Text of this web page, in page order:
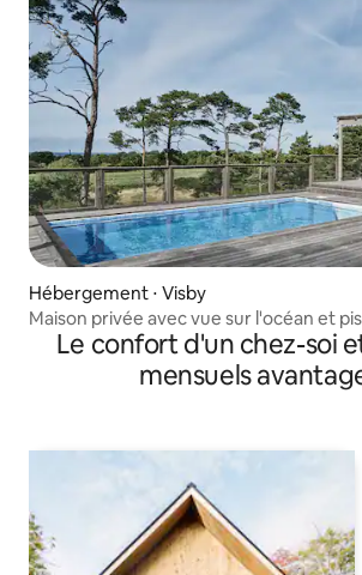
Hébergement ⋅ Visby
Maison privée avec vue sur l'océan et
VisbyLe confort d'un chez-soi
mensuels